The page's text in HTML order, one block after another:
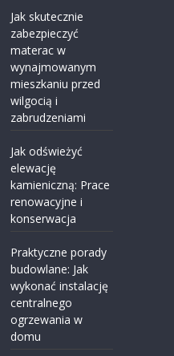
Jak skutecznie
zabezpieczyć
materac w
wynajmowanym
mieszkaniu przed
wilgocią i
zabrudzeniami
Jak odświeżyć
elewację
kamieniczną: Prace
renowacyjne i
konserwacja
Praktyczne porady
budowlane: Jak
wykonać instalację
centralnego
ogrzewania w
domu